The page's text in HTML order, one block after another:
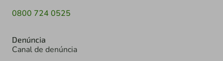
0800 724 0525
Denúncia
Canal de denúncia